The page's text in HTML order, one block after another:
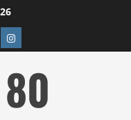
instagram